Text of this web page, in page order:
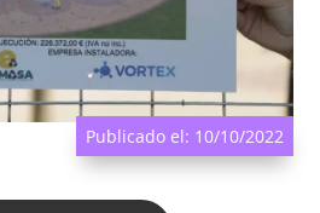
Publicado el: 10/10/2022